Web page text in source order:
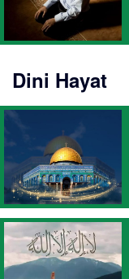
Dini Hayat